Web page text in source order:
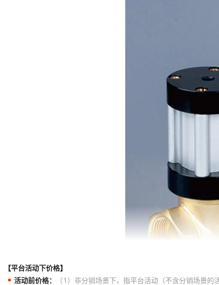
【平台活动下价格】
活动前价格：
（1）非分销场景下，指平台活动（不含分销场景